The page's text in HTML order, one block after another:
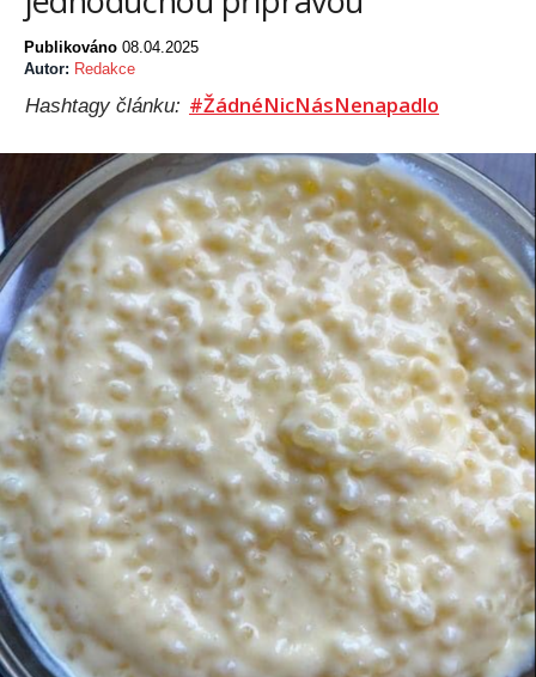
Publikováno 08.04.2025
Autor: Redakce
Hashtagy článku: #ŽádnéNicNásNenapadlo